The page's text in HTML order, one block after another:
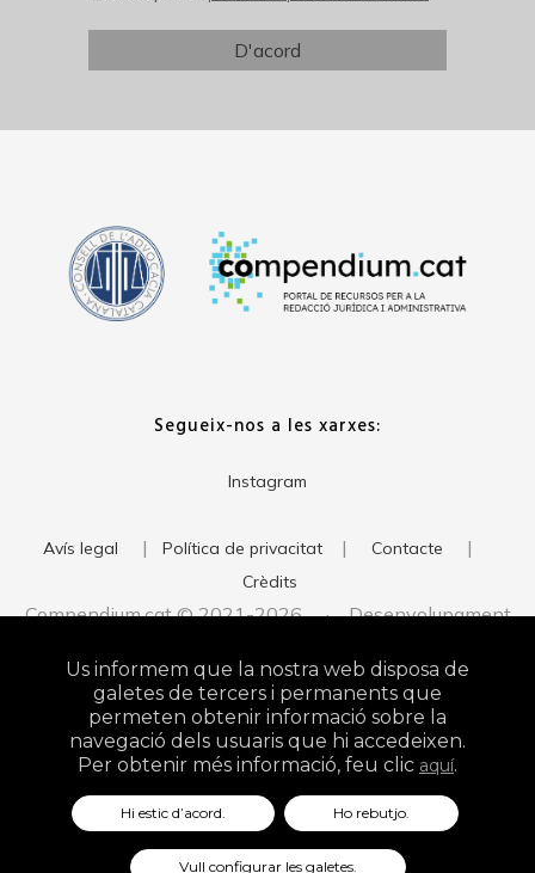
Segueix-nos a les xarxes:
Instagram
Avís legal | Política de privacitat | Contacte |
Crèdits
Compendium.cat © 2021-2026 · Desenvolupament
Studio
Us informem que la nostra web disposa de
galetes de tercers i permanents que
permeten obtenir informació sobre la
navegació dels usuaris que hi accedeixen.
Per obtenir més informació, feu clic aquí.
Hi estic d’acord. Ho rebutjo.
Vull configurar les galetes.